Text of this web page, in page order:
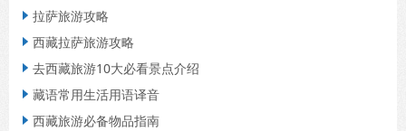
 拉萨旅游攻略
 西藏拉萨旅游攻略
 去西藏旅游10大必看景点介绍
 藏语常用生活用语译音
 西藏旅游必备物品指南